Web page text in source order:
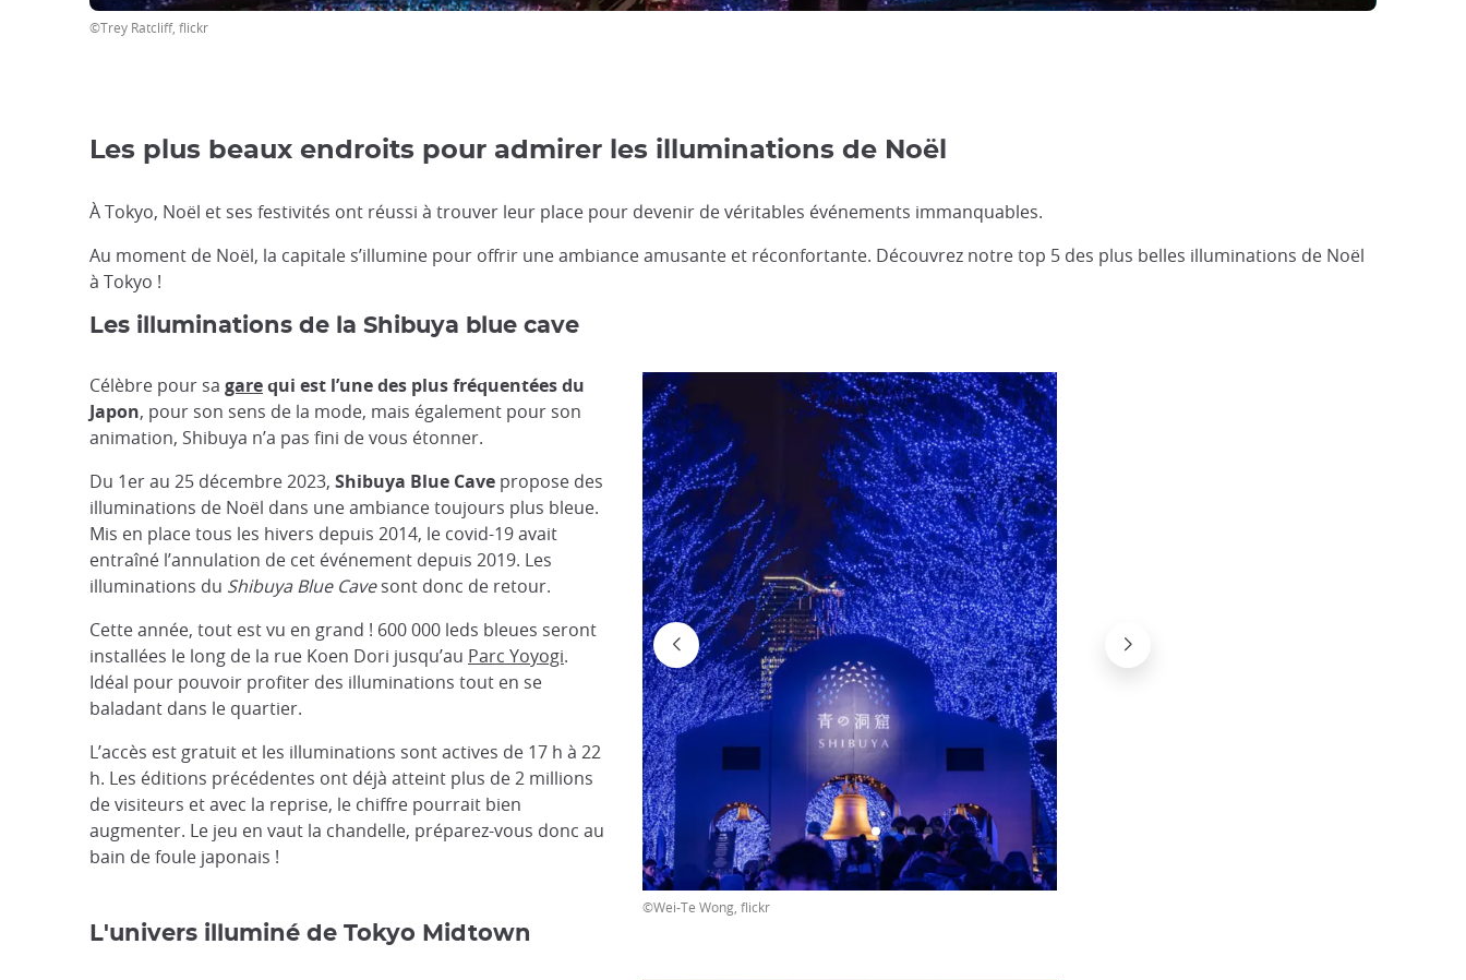
©Trey Ratcliff, flickr
Les plus beaux endroits pour admirer les illuminations de Noël
À Tokyo, Noël et ses festivités ont réussi à trouver leur place pour devenir de véritables événements immanquables.
Au moment de Noël, la capitale s’illumine pour offrir une ambiance amusante et réconfortante. Découvrez notre top 5 des plus belles illuminations de Noël
à Tokyo !
Les illuminations de la Shibuya blue cave
Célèbre pour sa garequi est l’une des plus fréquentées du
Japon, pour son sens de la mode, mais également pour son
animation, Shibuya n’a pas fini de vous étonner.
Du 1er au 25 décembre 2023, Shibuya Blue Cave propose des
illuminations de Noël dans une ambiance toujours plus bleue.
Mis en place tous les hivers depuis 2014, le covid-19 avait
entraîné l’annulation de cet événement depuis 2019. Les
illuminations du Shibuya Blue Cavesont donc de retour.
Cette année, tout est vu en grand ! 600 000 leds bleues seront
installées le long de la rue Koen Dori jusqu’au Parc Yoyogi.
Idéal pour pouvoir profiter des illuminations tout en se
baladant dans le quartier.
L’accès est gratuit et les illuminations sont actives de 17 h à 22
h. Les éditions précédentes ont déjà atteint plus de 2 millions
de visiteurs et avec la reprise, le chiffre pourrait bien
augmenter. Le jeu en vaut la chandelle, préparez-vous donc au
bain de foule japonais !
©Wei-Te Wong, flickr
L'univers illuminé de Tokyo Midtown